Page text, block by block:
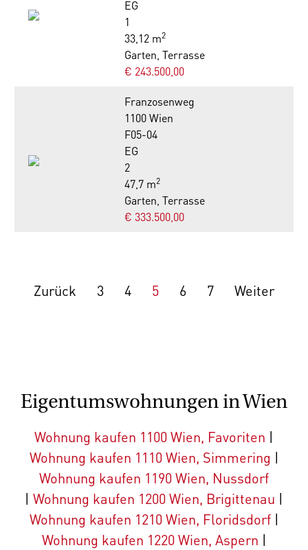
EG
1
33,12 m2
Garten, Terrasse
€ 243.500,00
Franzosenweg
1100 Wien
F05-04
EG
2
47,7 m2
Garten, Terrasse
€ 333.500,00
Zurück 3 4 5 6 7 Weiter
Eigentumswohnungen in Wien
Wohnung kaufen 1100 Wien, Favoriten |
Wohnung kaufen 1110 Wien, Simmering |
Wohnung kaufen 1190 Wien, Nussdorf
| Wohnung kaufen 1200 Wien, Brigittenau |
Wohnung kaufen 1210 Wien, Floridsdorf|
Wohnung kaufen 1220 Wien, Aspern |